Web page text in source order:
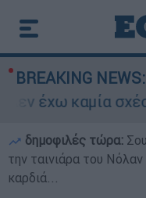
BREAKING NEWS:
καμία σχέση
δημοφιλές τώρα:
την ταινιάρα του
καρδιά...